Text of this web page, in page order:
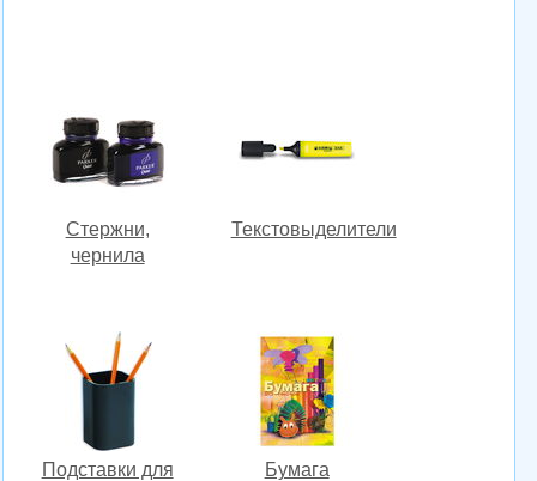
Стержни,
чернила
Текстовыделители
Подставки для
Бумага